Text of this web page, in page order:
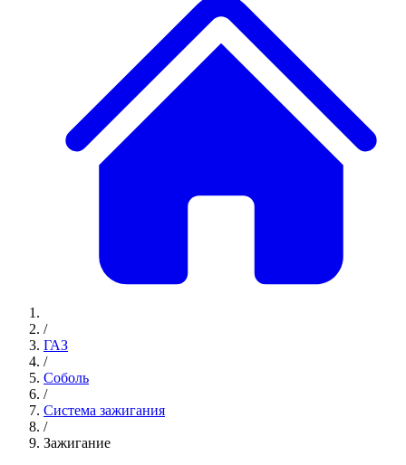
/
ГАЗ
/
Соболь
/
Система зажигания
/
Зажигание